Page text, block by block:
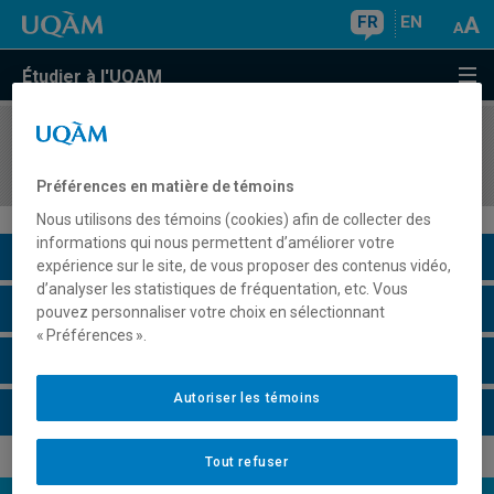
FR EN
Étudier à l'UQAM
COURS//
Description du cours
Horaire - Été 2026
Préférences en matière de témoins
Nous utilisons des témoins (cookies) afin de collecter des
informations qui nous permettent d’améliorer votre
expérience sur le site, de vous proposer des contenus vidéo,
d’analyser les statistiques de fréquentation, etc. Vous
pouvez personnaliser votre choix en sélectionnant
« Préférences ».
Tout refuser
Autoriser les témoins